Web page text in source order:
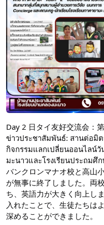
Day 2 日タイ友好交流会：
ข่าวประชาสัมพันธ์: สานต่อมิ
กิจกรรมแลกเปลี่ยนออนไลน์วั
มะนาวและโรงเรียนประถมศึ
バンクロンマナオ校と高山
が無事に終了しました。両
ち、英語力が大きく向上し
入れたことで、生徒たちは
深めることができました。